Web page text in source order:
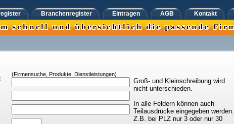
Branchenregister Eintragen AGB Kontakt
(Firmensuche, Produkte, Dienstleistungen)
Groß- und Kleinschreibung wird
nicht unterschieden.
In alle Feldern können auch
Teilausdrücke eingegeben werden.
Z.B. bei PLZ nur 3 oder nur 30